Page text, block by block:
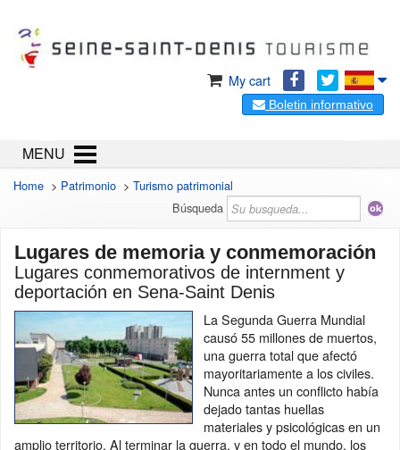
My cart
Boletin informativo
MENU
Home > Patrimonio > Turismo patrimonial
Búsqueda
Lugares de memoria y conmemoración
Lugares conmemorativos de internment y
deportación en Sena-Saint Denis
La Segunda Guerra Mundial
causó 55 millones de muertos,
una guerra total que afectó
mayoritariamente a los civiles.
Nunca antes un conflicto había
dejado tantas huellas
materiales y psicológicas en un
amplio territorio. Al terminar la guerra, y en todo el mundo, los